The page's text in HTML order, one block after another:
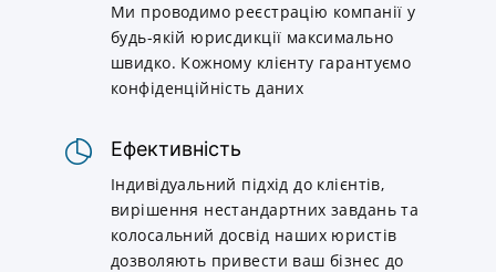
Ми проводимо реєстрацію компанії у
будь-якій юрисдикції максимально
швидко. Кожному клієнту гарантуємо
конфіденційність даних
Ефективність
Індивідуальний підхід до клієнтів,
вирішення нестандартних завдань та
колосальний досвід наших юристів
дозволяють привести ваш бізнес до